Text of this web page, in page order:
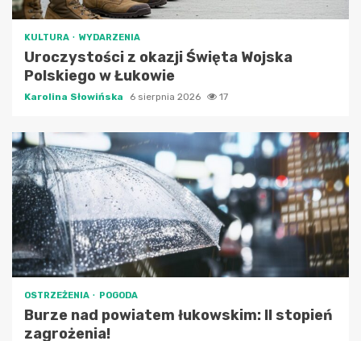
KULTURA WYDARZENIA
Uroczystości z okazji Święta Wojska
Polskiego w Łukowie
Karolina Słowińska 6 sierpnia 2026 17
OSTRZEŻENIA POGODA
Burze nad powiatem łukowskim: II stopień
zagrożenia!